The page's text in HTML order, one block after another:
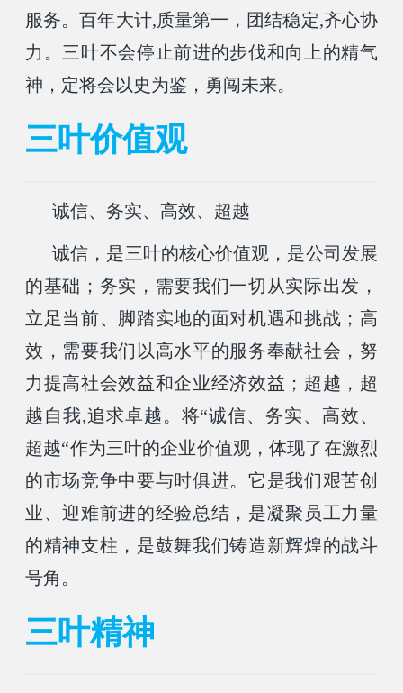
服务。百年大计,质量第一，团结稳定,齐心协
力。三叶不会停止前进的步伐和向上的精气
神，定将会以史为鉴，勇闯未来。
三叶价值观
诚信、务实、高效、超越
诚信，是三叶的核心价值观，是公司发展
的基础；务实，需要我们一切从实际出发，
立足当前、脚踏实地的面对机遇和挑战；高
效，需要我们以高水平的服务奉献社会，努
力提高社会效益和企业经济效益；超越，超
越自我,追求卓越。将“诚信、务实、高效、
超越“作为三叶的企业价值观，体现了在激烈
的市场竞争中要与时俱进。它是我们艰苦创
业、迎难前进的经验总结，是凝聚员工力量
的精神支柱，是鼓舞我们铸造新辉煌的战斗
号角。
三叶精神